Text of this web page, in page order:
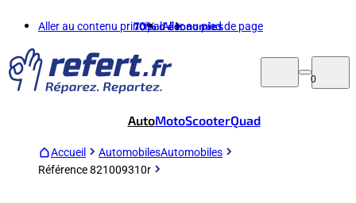
Aller au contenu principalAller au pied de page
70%d'économies
0
AutoMotoScooterQuad
Accueil AutomobilesAutomobiles
Référence 821009310r